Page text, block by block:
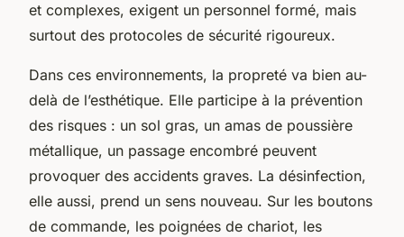
et complexes, exigent un personnel formé, mais
surtout des protocoles de sécurité rigoureux.
Dans ces environnements, la propreté va bien au-
delà de l’esthétique. Elle participe à la prévention
des risques : un sol gras, un amas de poussière
métallique, un passage encombré peuvent
provoquer des accidents graves. La désinfection,
elle aussi, prend un sens nouveau. Sur les boutons
de commande, les poignées de chariot, les